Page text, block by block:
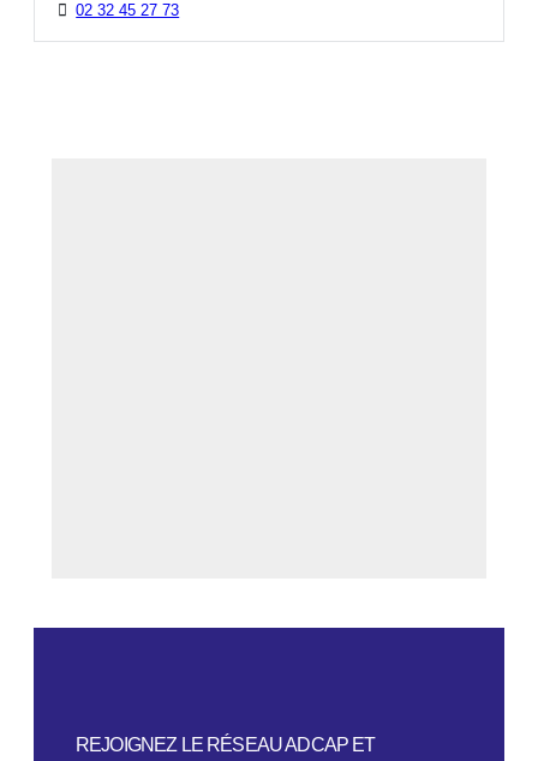
02 32 45 27 73
REJOIGNEZ LE RÉSEAU ADCAP ET